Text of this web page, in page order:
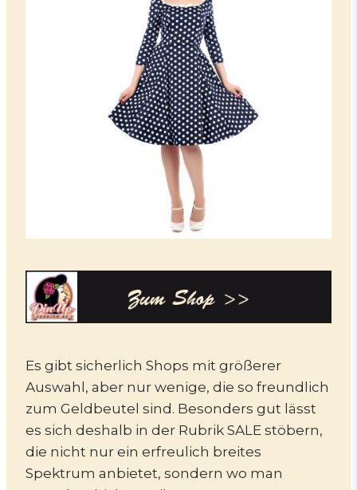
Es gibt sicherlich Shops mit größerer
Auswahl, aber nur wenige, die so freundlich
zum Geldbeutel sind. Besonders gut lässt
es sich deshalb in der Rubrik SALE stöbern,
die nicht nur ein erfreulich breites
Spektrum anbietet, sondern wo man